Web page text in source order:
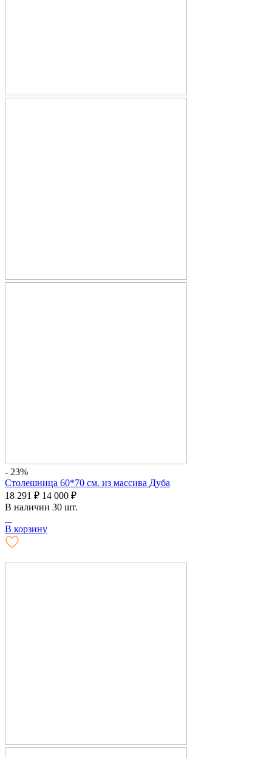
- 23%
Столешница 60*70 см. из массива Дуба
18 291 ₽ 14 000 ₽
В наличии 30 шт.
В корзину